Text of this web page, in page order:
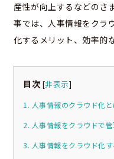
産性が向上するなどのさ
事では、人事情報をクラ
化するメリット、効率的
目次 [非表示]
1. 人事情報のクラウド化
2. 人事情報をクラウドで
3. 人事情報をクラウド化